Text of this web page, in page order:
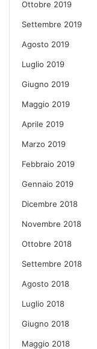
Ottobre 2019
Settembre 2019
Agosto 2019
Luglio 2019
Giugno 2019
Maggio 2019
Aprile 2019
Marzo 2019
Febbraio 2019
Gennaio 2019
Dicembre 2018
Novembre 2018
Ottobre 2018
Settembre 2018
Agosto 2018
Luglio 2018
Giugno 2018
Maggio 2018